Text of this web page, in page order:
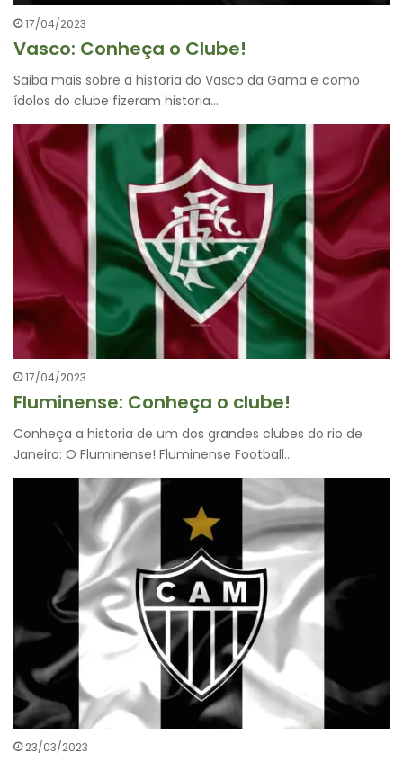
17/04/2023
Vasco: Conheça o Clube!
Saiba mais sobre a historia do Vasco da Gama e como
ídolos do clube fizeram historia…
17/04/2023
Fluminense: Conheça o clube!
Conheça a historia de um dos grandes clubes do rio de
Janeiro: O Fluminense! Fluminense Football…
23/03/2023